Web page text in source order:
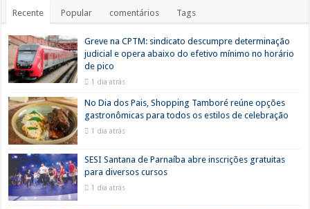
Recente Popular comentários Tags
Greve na CPTM: sindicato descumpre determinação
judicial e opera abaixo do efetivo mínimo no horário
de pico
1 dia atrás
No Dia dos Pais, Shopping Tamboré reúne opções
gastronômicas para todos os estilos de celebração
1 dia atrás
SESI Santana de Parnaíba abre inscrições gratuitas
para diversos cursos
1 dia atrás